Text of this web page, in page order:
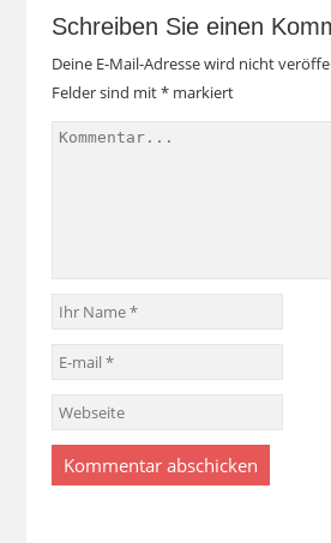
Schreiben Sie einen
Deine E-Mail-Adresse wird nicht
Felder sind mit*markiert